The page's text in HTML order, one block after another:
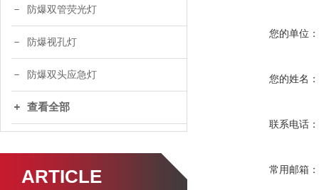
防爆双管荧光灯
防爆视孔灯
防爆双头应急灯
查看全部
ARTICLE
您的单位：
您的姓名：
联系电话：
常用邮箱：